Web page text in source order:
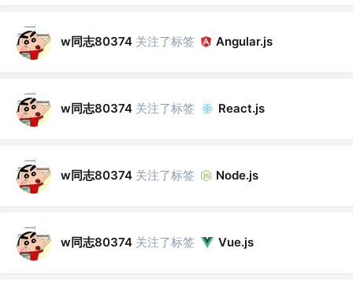
w同志80374 关注了标签 Angular.js
w同志80374 关注了标签 React.js
w同志80374 关注了标签 Node.js
w同志80374 关注了标签 Vue.js